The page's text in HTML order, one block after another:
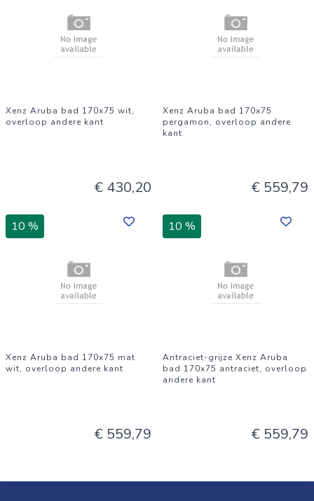
Xenz Aruba bad 170x75 wit,
overloop andere kant
€ 430,20
Xenz Aruba bad 170x75
pergamon, overloop andere
kant
€ 559,79
10 %
Xenz Aruba bad 170x75 mat
wit, overloop andere kant
€ 559,79
10 %
Antraciet-grijze Xenz Aruba
bad 170x75 antraciet, overloop
andere kant
€ 559,79